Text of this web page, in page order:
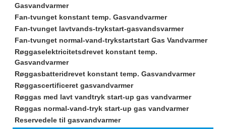
Gasvandvarmer
Fan-tvunget konstant temp. Gasvandvarmer
Fan-tvunget lavtvands-trykstart-gasvandsvarmer
Fan-tvunget normal-vand-trykstartstart Gas Vandvarmer
Røggaselektricitetsdrevet konstant temp.
Gasvandvarmer
Røggasbatteridrevet konstant temp. Gasvandvarmer
Røggascertificeret gasvandvarmer
Røggas med lavt vandtryk start-up gas vandvarmer
Røggas normal-vand-tryk start-up gas vandvarmer
Reservedele til gasvandvarmer